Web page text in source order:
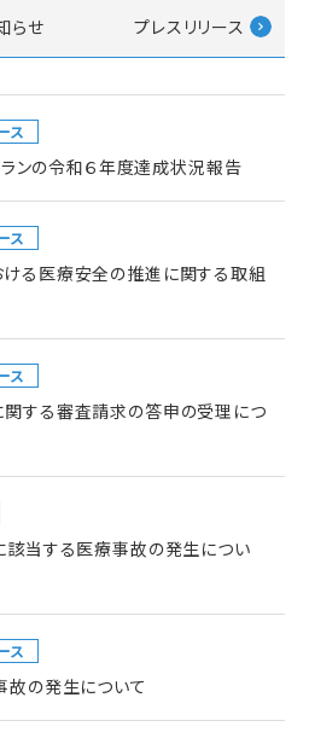
らせ プレスリリース
ス
ランの令和６年度達成状況報告
ス
る医療安全の推進に関する取組
ス
する審査請求の答申の受理につ
該当する医療事故の発生につい
ス
故の発生について